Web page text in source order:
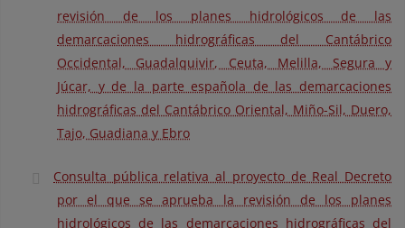
revisión de los planes hidrológicos de las
demarcaciones hidrográficas del Cantábrico
Occidental, Guadalquivir, Ceuta, Melilla, Segura y
Júcar, y de la parte española de las demarcaciones
hidrográficas del Cantábrico Oriental, Miño-Sil, Duero,
Tajo, Guadiana y Ebro
Consulta pública relativa al proyecto de Real Decreto
por el que se aprueba la revisión de los planes
hidrológicos de las demarcaciones hidrográficas del